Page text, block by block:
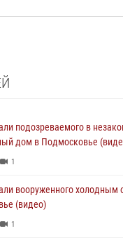
подозреваемого в
дом в Подмосковье
1
вооруженного холодным
(видео)
1